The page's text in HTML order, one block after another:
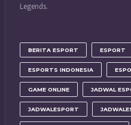
Legends.
BERITA ESPORT ESPORT
ESPORTS INDONESIA
GAME ONLINE JADWAL
JADWALESPORT